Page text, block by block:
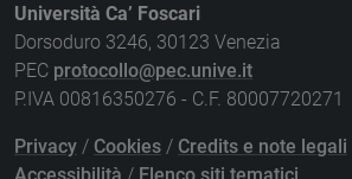
Università Ca’ Foscari
Dorsoduro 3246, 30123 Venezia
PEC protocollo@pec.unive.it
P.IVA 00816350276 - C.F. 80007720271
Privacy / Cookies / Credits e note legali